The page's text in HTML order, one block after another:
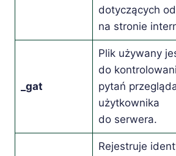
dotyczących
na stronie
_gat
Plik używany
do
pytań
użytkownika
do serwera.
Rejestruje